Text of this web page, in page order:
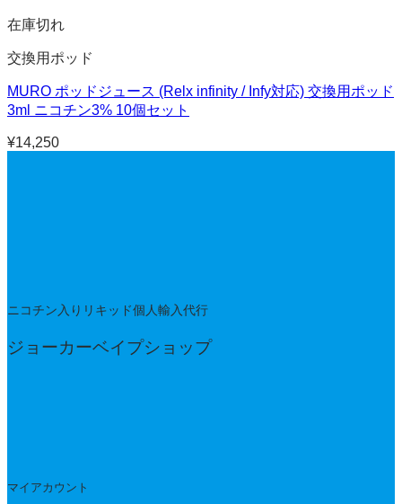
在庫切れ
交換用ポッド
MURO ポッドジュース (Relx infinity / Infy対応) 交換用ポッド
3ml ニコチン3% 10個セット
¥14,250
ニコチン入りリキッド個人輸入代行
ジョーカーベイプショップ
マイアカウント